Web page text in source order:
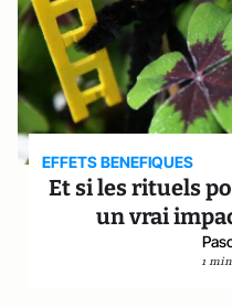
EFFETS BENEFIQUES
Et si les rituels
un vrai
1